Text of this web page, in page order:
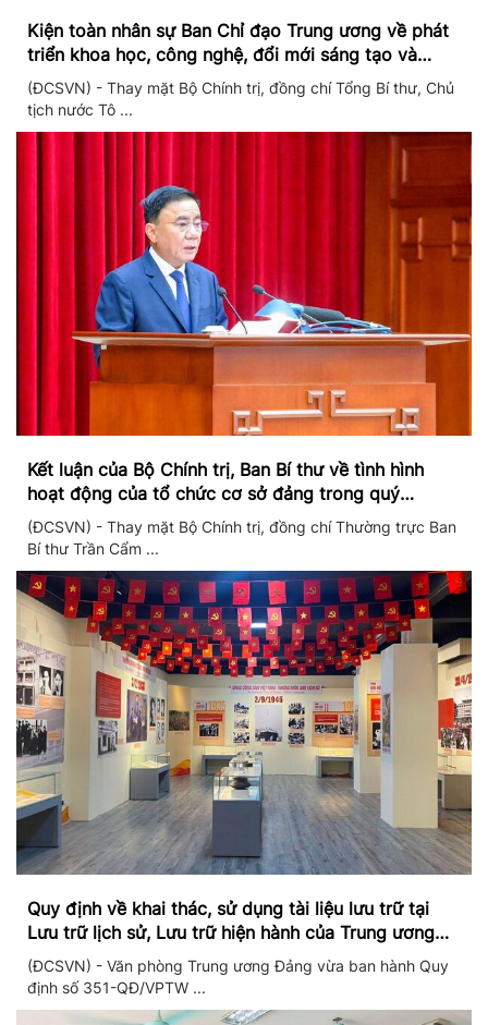
Kiện toàn nhân sự Ban Chỉ đạo Trung ương về phát
triển khoa học, công nghệ, đổi mới sáng tạo và
chuyển đổi số
(ĐCSVN) - Thay mặt Bộ Chính trị, đồng chí Tổng Bí thư, Chủ
tịch nước Tô ...
Kết luận của Bộ Chính trị, Ban Bí thư về tình hình
hoạt động của tổ chức cơ sở đảng trong quý
II/2026
(ĐCSVN) - Thay mặt Bộ Chính trị, đồng chí Thường trực Ban
Bí thư Trần Cẩm ...
Quy định về khai thác, sử dụng tài liệu lưu trữ tại
Lưu trữ lịch sử, Lưu trữ hiện hành của Trung ương
Đảng và Văn phòng Trung ương Đảng
(ĐCSVN) - Văn phòng Trung ương Đảng vừa ban hành Quy
định số 351-QĐ/VPTW ...